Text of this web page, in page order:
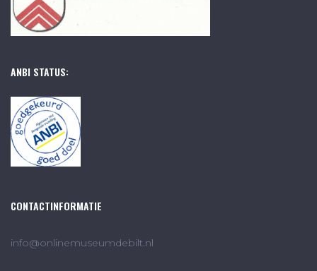
ANBI STATUS:
CONTACTINFORMATIE
info@onlinemuseumdebilt.nl